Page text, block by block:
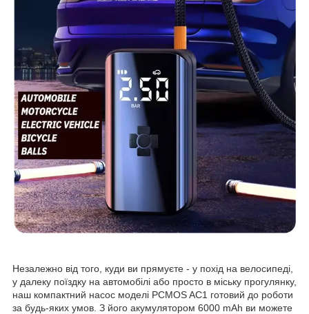
Незалежно від того, куди ви прямуєте - у похід на велосипеді,
у далеку поїздку на автомобілі або просто в міську прогулянку,
наш компактний насос моделі PCMOS AC1 готовий до роботи
за будь-яких умов. З його акумулятором 6000 mAh ви можете